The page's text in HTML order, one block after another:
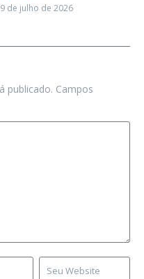
de julho de 2026
publicado. Campos